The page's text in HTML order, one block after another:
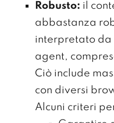
Robusto: il
abbastanza
interpretato da
agent,
Ciò include
con diversi
Alcuni criteri